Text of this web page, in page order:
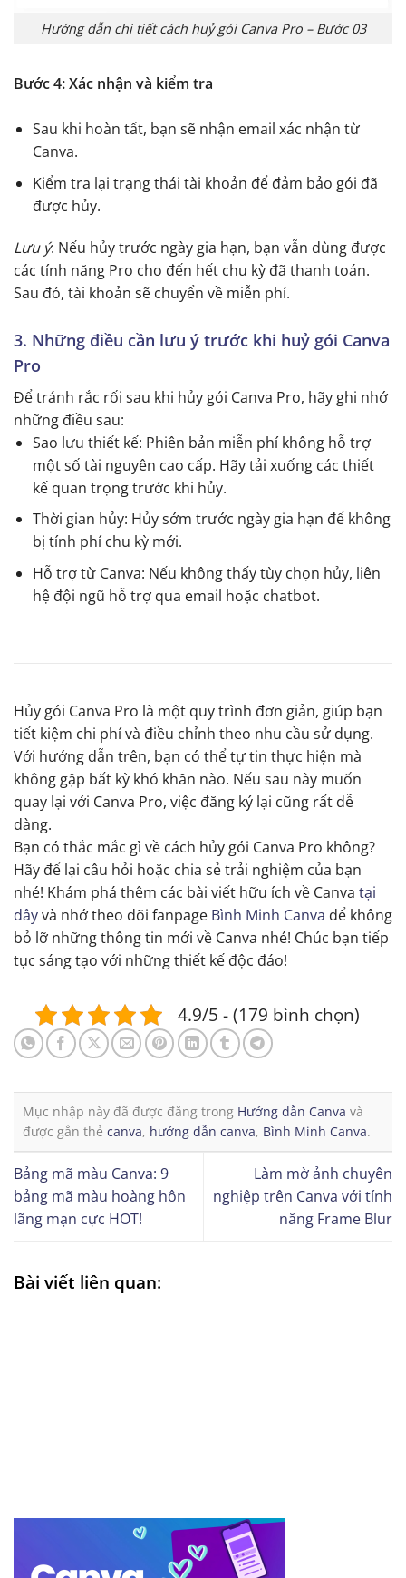
Hướng dẫn chi tiết cách huỷ gói Canva Pro – Bước 03
Bước 4: Xác nhận và kiểm tra
Sau khi hoàn tất, bạn sẽ nhận email xác nhận từ
Canva.
Kiểm tra lại trạng thái tài khoản để đảm bảo gói đã
được hủy.
Lưu ý: Nếu hủy trước ngày gia hạn, bạn vẫn dùng được
các tính năng Pro cho đến hết chu kỳ đã thanh toán.
Sau đó, tài khoản sẽ chuyển về miễn phí.
3. Những điều cần lưu ý trước khi huỷ gói Canva
Pro
Để tránh rắc rối sau khi hủy gói Canva Pro, hãy ghi nhớ
những điều sau:
Sao lưu thiết kế: Phiên bản miễn phí không hỗ trợ
một số tài nguyên cao cấp. Hãy tải xuống các thiết
kế quan trọng trước khi hủy.
Thời gian hủy: Hủy sớm trước ngày gia hạn để không
bị tính phí chu kỳ mới.
Hỗ trợ từ Canva: Nếu không thấy tùy chọn hủy, liên
hệ đội ngũ hỗ trợ qua email hoặc chatbot.
Hủy gói Canva Pro là một quy trình đơn giản, giúp bạn
tiết kiệm chi phí và điều chỉnh theo nhu cầu sử dụng.
Với hướng dẫn trên, bạn có thể tự tin thực hiện mà
không gặp bất kỳ khó khăn nào. Nếu sau này muốn
quay lại với Canva Pro, việc đăng ký lại cũng rất dễ
dàng.
Bạn có thắc mắc gì về cách hủy gói Canva Pro không?
Hãy để lại câu hỏi hoặc chia sẻ trải nghiệm của bạn
nhé! Khám phá thêm các bài viết hữu ích về Canva tại
đâyvà nhớ theo dõi fanpage Bình Minh Canva để không
bỏ lỡ những thông tin mới về Canva nhé! Chúc bạn tiếp
tục sáng tạo với những thiết kế độc đáo!
4.9/5 - (179 bình chọn)
Mục nhập này đã được đăng trong Hướng dẫn Canva và
được gắn thẻ canva, hướng dẫn canva, Bình Minh Canva.
Bảng mã màu Canva: 9
bảng mã màu hoàng hôn
lãng mạn cực HOT!
Làm mờ ảnh chuyên
nghiệp trên Canva với tính
năng Frame Blur
Bài viết liên quan: